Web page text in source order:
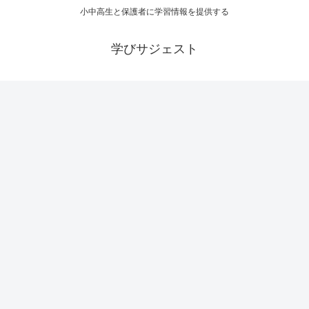
小中高生と保護者に学習情報を提供する
学びサジェスト